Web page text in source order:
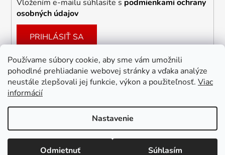
Používame súbory cookie, aby sme vám umožnili
pohodlné prehliadanie webovej stránky a vďaka analýze
neustále zlepšovali jej funkcie, výkon a použiteľnosť. Viac
informácií
Nastavenie
Odmietnuť Súhlasím
Vložením e-mailu súhlasíte s podmienkami ochrany
osobných údajov
PRIHLÁSIŤ SA
Facebook
Vytvoril Shoptet